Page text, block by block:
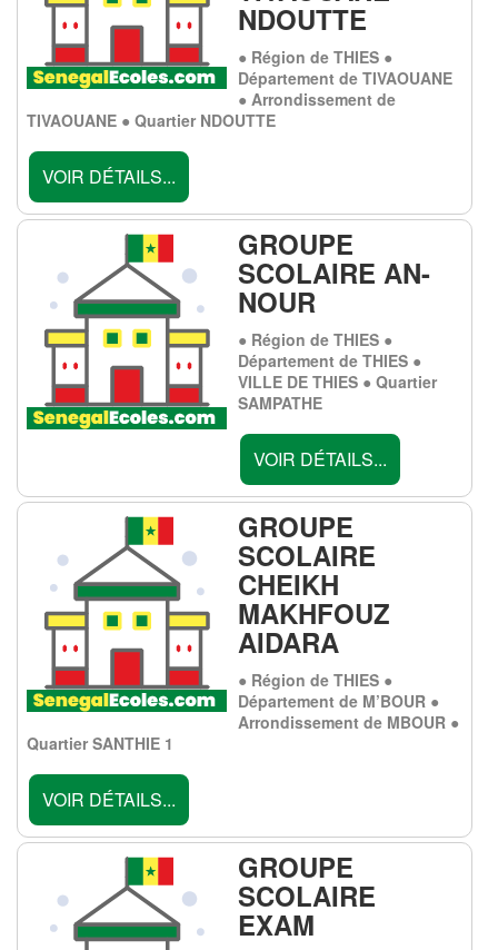
NDOUTTE
● Région de THIES ●
Département de TIVAOUANE
● Arrondissement de
TIVAOUANE ● Quartier NDOUTTE
VOIR DÉTAILS...
GROUPE
SCOLAIRE AN-
NOUR
● Région de THIES ●
Département de THIES ●
VILLE DE THIES ● Quartier
SAMPATHE
VOIR DÉTAILS...
GROUPE
SCOLAIRE
CHEIKH
MAKHFOUZ
AIDARA
● Région de THIES ●
Département de M’BOUR ●
Arrondissement de MBOUR ●
Quartier SANTHIE 1
VOIR DÉTAILS...
GROUPE
SCOLAIRE
EXAM